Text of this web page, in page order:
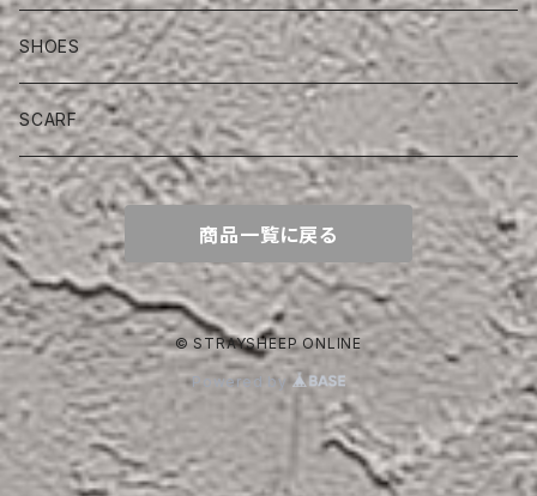
SHOES
SCARF
商品一覧に戻る
© STRAYSHEEP ONLINE
Powered by